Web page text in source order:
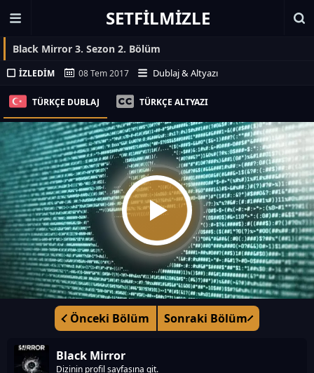
SETFILMIZLE
Black Mirror 3. Sezon 2. Bölüm
İZLEDIM 08 Tem 2017 Dublaj & Altyazı
TÜRKÇE DUBLAJ TÜRKÇE ALTYAZI
Önceki Bölüm Sonraki Bölüm
Black Mirror
Dizinin profil sayfasına git.